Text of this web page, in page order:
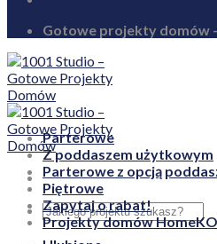
Gotowe projekty domów
Parterowe
Z poddaszem użytkowym
Parterowe z opcją
Piętrowe
Zapytaj o rabat!
Projekty domów